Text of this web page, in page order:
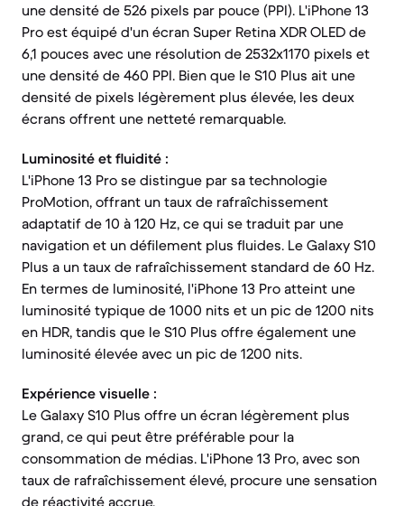
une densité de 526 pixels par pouce (PPI). L'iPhone 13
Pro est équipé d'un écran Super Retina XDR OLED de
6,1 pouces avec une résolution de 2532x1170 pixels et
une densité de 460 PPI. Bien que le S10 Plus ait une
densité de pixels légèrement plus élevée, les deux
écrans offrent une netteté remarquable.
Luminosité et fluidité :
L'iPhone 13 Pro se distingue par sa technologie
ProMotion, offrant un taux de rafraîchissement
adaptatif de 10 à 120 Hz, ce qui se traduit par une
navigation et un défilement plus fluides. Le Galaxy S10
Plus a un taux de rafraîchissement standard de 60 Hz.
En termes de luminosité, l'iPhone 13 Pro atteint une
luminosité typique de 1000 nits et un pic de 1200 nits
en HDR, tandis que le S10 Plus offre également une
luminosité élevée avec un pic de 1200 nits.
Expérience visuelle :
Le Galaxy S10 Plus offre un écran légèrement plus
grand, ce qui peut être préférable pour la
consommation de médias. L'iPhone 13 Pro, avec son
taux de rafraîchissement élevé, procure une sensation
de réactivité accrue.